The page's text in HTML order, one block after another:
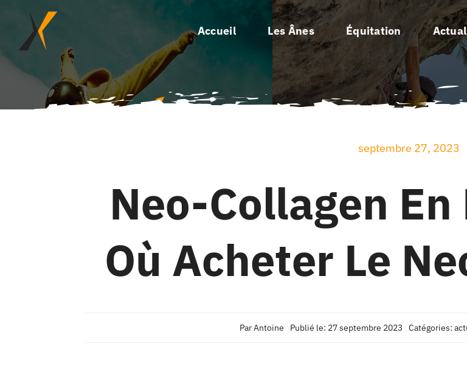
contenu
Accueil Les Ânes Équitation
septembre 27, 2023
Neo-Collagen
Où Acheter Le
ParAntoine Publié le: 27 septembre 2023 Catégories: